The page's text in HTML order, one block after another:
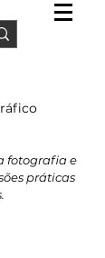
fotografia e
práticas